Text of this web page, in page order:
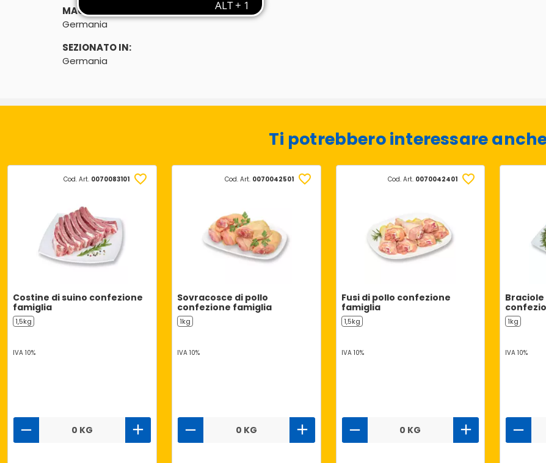
MACELLATO IN:
Germania
SEZIONATO IN:
Germania
Ti potrebbero interessare
Cod. Art. 0070083101
Costine di suino confezione
famiglia
1,5kg
IVA 10%
0 KG
Cod. Art. 0070042501
Sovracosce di pollo
confezione famiglia
1kg
IVA 10%
0 KG
Cod. Art. 0070042401
Fusi di pollo confezione
famiglia
1,5kg
IVA 10%
0 KG
1kg
IVA 10%